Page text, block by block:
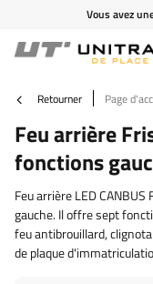
Vous avez
Retourner Page
Feu arrière
fonctions
Feu arrière LED
gauche. Il offre sept
feu antibrouillard,
de plaque